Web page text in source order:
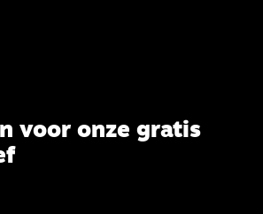
voor onze gratis